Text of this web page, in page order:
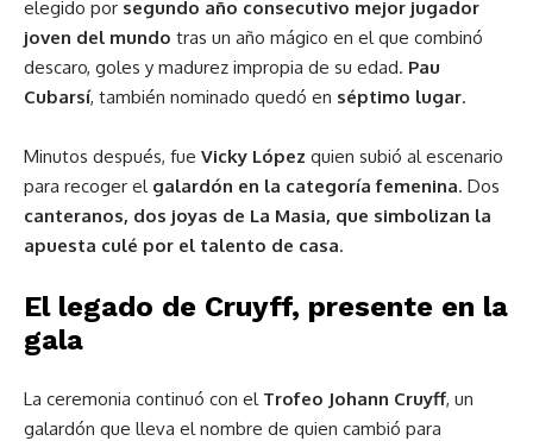
elegido por segundo año consecutivo mejor jugador
joven del mundo tras un año mágico en el que combinó
descaro, goles y madurez impropia de su edad. Pau
Cubarsí, también nominado quedó en séptimo lugar.
Minutos después, fue Vicky López quien subió al escenario
para recoger el galardón en la categoría femenina. Dos
canteranos, dos joyas de La Masia, que simbolizan la
apuesta culé por el talento de casa.
El legado de Cruyff, presente en la
gala
La ceremonia continuó con el Trofeo Johann Cruyff, un
galardón que lleva el nombre de quien cambió para